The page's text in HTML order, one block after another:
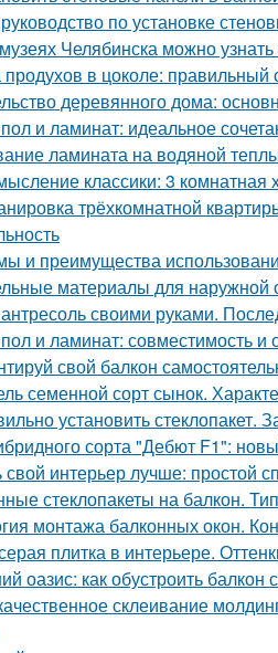
по установке
Челябинска можно узнать
продухов в цоколе:
деревянного дома:
и ламинат: идеальное
ламината на водяной
классики: 3
трёхкомнатной
и преимущества
материалы для наружной
своими руками.
и ламинат: совместимость и
свой балкон
семенной сорт сынок.
установить стеклопакет.
сорта "Дебют F1":
интерьер лучше: простой
стеклопакеты на балкон.
монтажа балконных окон.
плитка в интерьере.
оазис: как обустроить балкон
склеивание